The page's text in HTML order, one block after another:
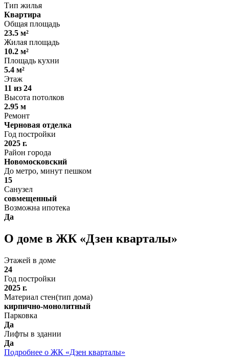
Тип жилья
Квартира
Общая площадь
23.5 м²
Жилая площадь
10.2 м²
Площадь кухни
5.4 м²
Этаж
11 из 24
Высота потолков
2.95 м
Ремонт
Черновая отделка
Год постройки
2025 г.
Район города
Новомосковский
До метро, минут пешком
15
Санузел
совмещенный
Возможна ипотека
Да
О доме в ЖК «Дзен кварталы»
Этажей в доме
24
Год постройки
2025 г.
Материал стен(тип дома)
кирпично-монолитный
Парковка
Да
Лифты в здании
Да
Подробнее о ЖК «Дзен кварталы»